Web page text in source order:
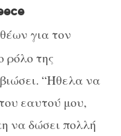
για τον
ρόλο της
“Ήθελα να
εαυτού μου,
να δώσει πολλή